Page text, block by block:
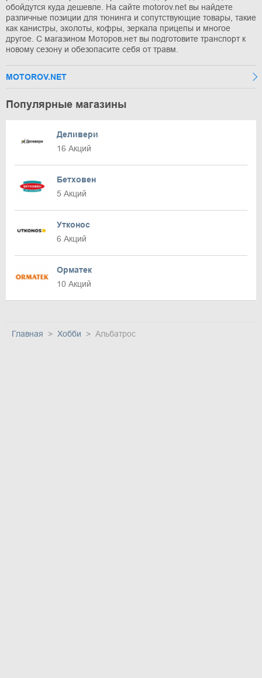
обойдутся куда дешевле. На сайте motorov.net вы найдете
различные позиции для тюнинга и сопутствующие товары, такие
как канистры, эхолоты, кофры, зеркала прицепы и многое
другое. С магазином Моторов.нет вы подготовите транспорт к
новому сезону и обезопасите себя от травм.
MOTOROV.NET
Популярные магазины
Деливери
16 Акций
Бетховен
5 Акций
Утконос
6 Акций
Орматек
10 Акций
Главная Хобби Альбатрос